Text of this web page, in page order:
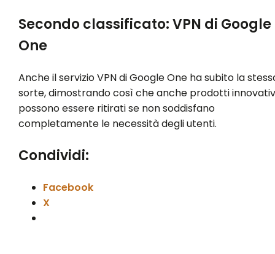
Secondo classificato: VPN di Google
One
Anche il servizio VPN di Google One ha subito la
sorte, dimostrando così che anche prodotti
possono essere ritirati se non soddisfano
completamente le necessità degli utenti.
Condividi:
Facebook
X